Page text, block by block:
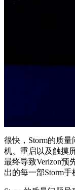
很快，Storm的质
机、重启以及触摸
最终导致Verizon预
出的每一部Storm手